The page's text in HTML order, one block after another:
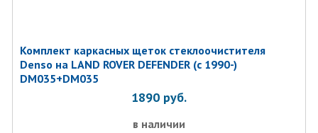
Комплект каркасных щеток стеклоочистителя
Denso на LAND ROVER DEFENDER (c 1990-)
DM035+DM035
1890 руб.
в наличии